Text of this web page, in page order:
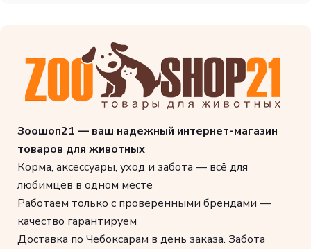
Зоошоп21 — ваш надежный интернет-магазин
товаров для животных
Корма, аксессуары, уход и забота — всё для
любимцев в одном месте
Работаем только с проверенными брендами —
качество гарантируем
Доставка по Чебоксарам в день заказа. Забота